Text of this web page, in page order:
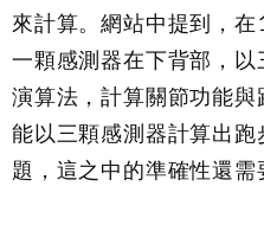
來計算。網站中提到，
一顆感測器在下背部，
演算法，計算關節功能
能以三顆感測器計算出
題，這之中的準確性還需